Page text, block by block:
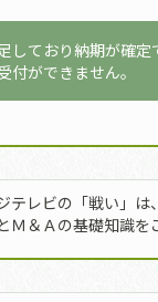
しており納期が確定
付ができません。
テレビの「戦い」
Ｍ＆Ａの基礎知識を